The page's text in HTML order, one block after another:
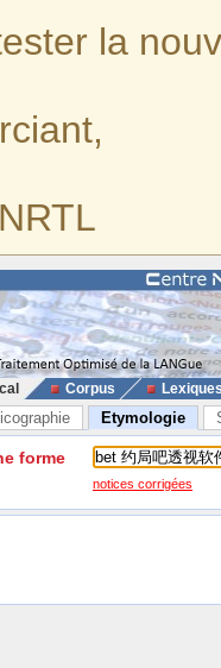
la
Corpus
Etymologie
forme
notices corrigées